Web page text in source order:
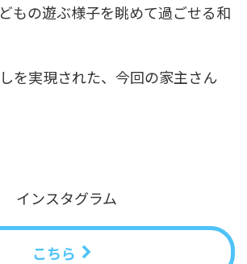
もの遊ぶ様子を眺めて過ごせる和
を実現された、今回の家主さん
インスタグラム
こちら